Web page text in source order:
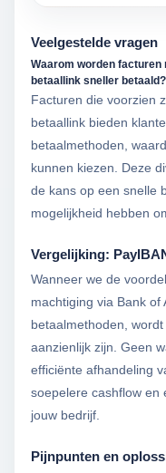
Veelgestelde vragen
Waarom worden facturen
betaallink sneller betaald?
Facturen die voorzien
betaallink bieden
betaalmethoden,
kunnen kiezen. Deze
de kans op een snelle
mogelijkheid hebben
Vergelijking:
Wanneer we de
machtiging via Bank of
betaalmethoden,
aanzienlijk zijn. Geen
efficiënte afhandeling
soepelere cashflow en
jouw bedrijf.
Pijnpunten en